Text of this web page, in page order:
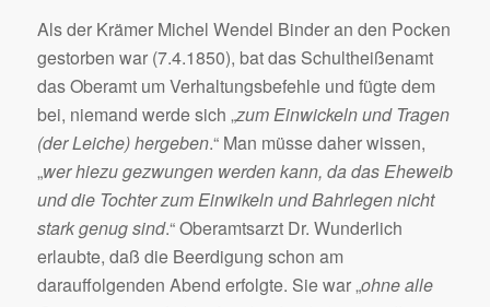
Als der Krämer Michel Wendel Binder an den Pocken
gestorben war (7.4.1850), bat das Schultheißenamt
das Oberamt um Verhaltungsbefehle und fügte dem
bei, niemand werde sich „zum Einwickeln und Tragen
(der Leiche) hergeben.“ Man müsse daher wissen,
„wer hiezu gezwungen werden kann, da das Eheweib
und die Tochter zum Einwikeln und Bahrlegen nicht
stark genug sind.“ Oberamtsarzt Dr. Wunderlich
erlaubte, daß die Beerdigung schon am
darauffolgenden Abend erfolgte. Sie war „ohne alle